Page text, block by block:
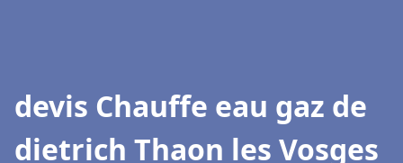
devis Chauffe eau gaz de
dietrich Thaon les Vosges